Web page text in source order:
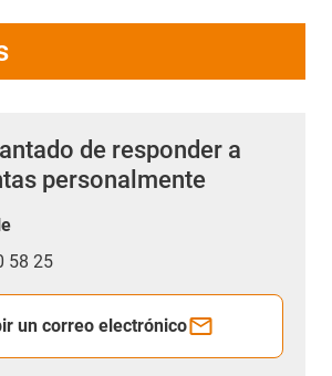
de responder a
personalmente
58 25
un correo electrónico